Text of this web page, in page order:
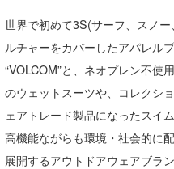
世界で初めて3S(サーフ、スノー
ルチャーをカバーしたアパレル
“VOLCOM”と、ネオプレン不使
のウェットスーツや、コレクシ
ェアトレード製品になったスイ
高機能ながらも環境・社会的に
展開するアウトドアウェアブラン
伊豆
千葉南
大阪
四国
沖縄
ルール＆How to
VOTE!
サーファーズ